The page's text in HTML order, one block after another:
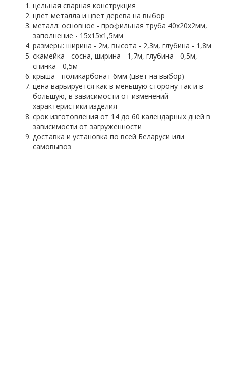
цельная сварная конструкция
цвет металла и цвет дерева на выбор
металл: основное - профильная труба 40х20х2мм,
заполнение - 15х15х1,5мм
размеры: ширина - 2м, высота - 2,3м, глубина - 1,8м
скамейка - сосна, ширина - 1,7м, глубина - 0,5м,
спинка - 0,5м
крыша - поликарбонат 6мм (цвет на выбор)
цена варьируется как в меньшую сторону так и в
большую, в зависимости от изменений
характеристики изделия
срок изготовления от 14 до 60 календарных дней в
зависимости от загруженности
доставка и установка по всей Беларуси или
самовывоз